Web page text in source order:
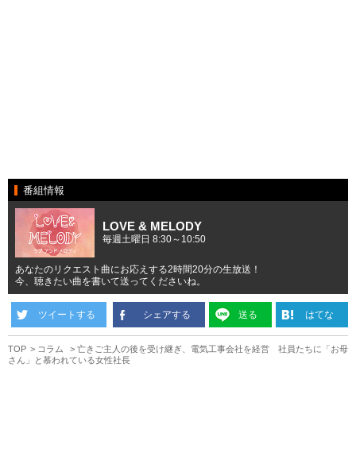
番組情報
LOVE & MELODY
毎週土曜日 8:30～10:50
あなたのリクエスト曲にお応えする2時間20分の生放送！
今、聴きたい曲を書いて送ってくださいね。
ツイートする シェアする 送る はてな
TOP コラム
亡きご主人の後を受け継ぎ、電気工事会社を経営 社員たちに「お母
さん」と慕われている女性社長